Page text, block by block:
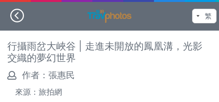
行攝雨岔大峽谷 | 走進未開放的鳳凰溝，光影
交織的夢幻世界
作者： 張惠民
來源：旅拍網